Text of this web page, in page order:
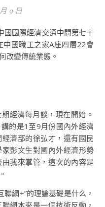
9 日
中國職工之家A座四層22會
改變傳統業態。
經濟每月談，現在開始。
的是1至9月份國內外經濟
濟部的徐弘才，還有國民
彭文生對國內外經濟形勢
我來掌管，這次的內容是
聯網+”的理論基礎是什么，
網本來是一個技術反動，